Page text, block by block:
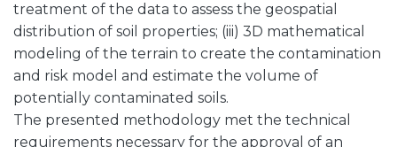
treatment of the data to assess the geospatial
distribution of soil properties; (iii) 3D mathematical
modeling of the terrain to create the contamination
and risk model and estimate the volume of
potentially contaminated soils.
The presented methodology met the technical
requirements necessary for the approval of an